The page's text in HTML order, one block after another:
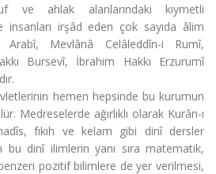
ve ahlak alanlarındaki kıymetli
insanları irşâd eden çok sayıda âlim
Arabî, Mevlânâ Celâleddîn-i Rumî,
Bursevî, İbrahim Hakkı Erzurumî
hemen hepsinde bu kurumun
Medreselerde ağırlıklı olarak Kurân-ı
fıkıh ve kelam gibi dinî dersler
bu dinî ilimlerin yanı sıra matematik,
pozitif bilimlere de yer verilmesi,